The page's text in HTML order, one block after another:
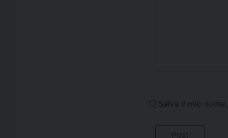
Salva il mio